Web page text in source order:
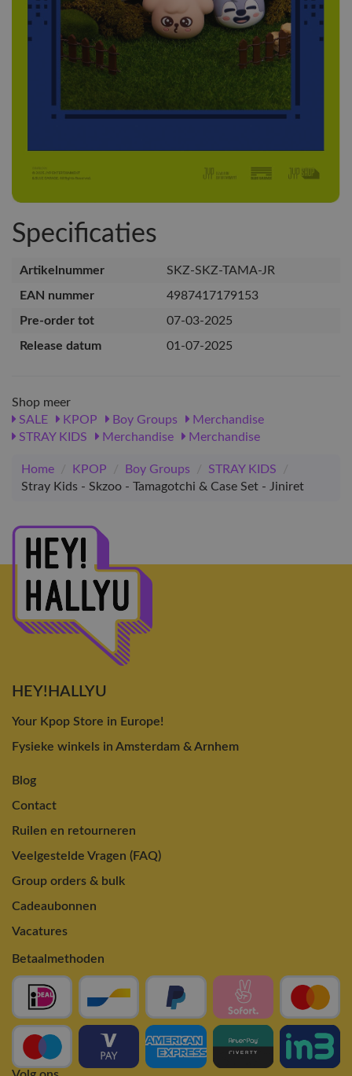
Specificaties
Artikelnummer
SKZ-SKZ-TAMA-JR
EAN nummer
4987417179153
Pre-order tot
07-03-2025
Release datum
01-07-2025
Shop meer
SALE
KPOP Boy Groups
Merchandise
STRAY KIDS
Merchandise Merchandise
Home / KPOP / Boy Groups / STRAY KIDS
/
Stray Kids - Skzoo - Tamagotchi & Case Set - Jiniret
HEY!HALLYU
Your Kpop Store in Europe!
Fysieke winkels in Amsterdam & Arnhem
Blog
Contact
Ruilen en retourneren
Veelgestelde Vragen (FAQ)
Group orders & bulk
Cadeaubonnen
Vacatures
Betaalmethoden